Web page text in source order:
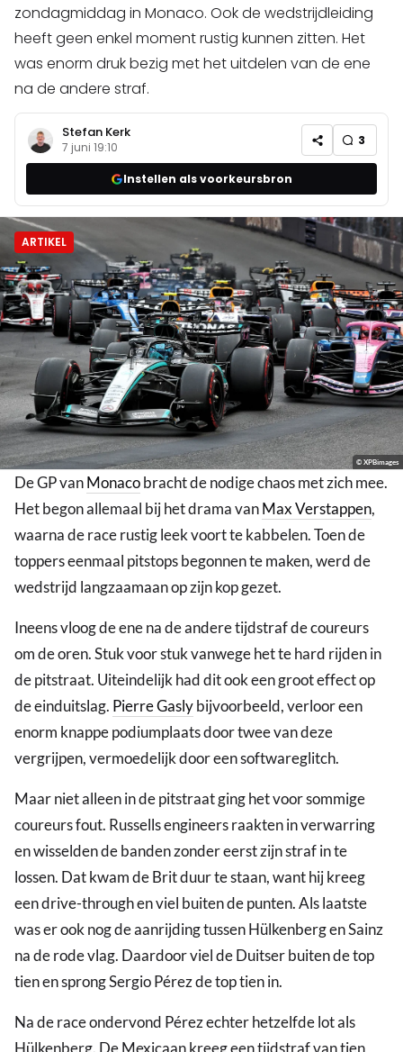
zondagmiddag in Monaco. Ook de wedstrijdleiding
heeft geen enkel moment rustig kunnen zitten. Het
was enorm druk bezig met het uitdelen van de ene
na de andere straf.
Stefan Kerk
7 juni 19:10 3
Instellen als voorkeursbron
ARTIKEL
© XPBimages
De GP vanMonacobracht de nodige chaos met zich mee.
Het begon allemaal bij het drama vanMax Verstappen,
waarna de race rustig leek voort te kabbelen. Toen de
toppers eenmaal pitstops begonnen te maken, werd de
wedstrijd langzaamaan op zijn kop gezet.
Ineens vloog de ene na de andere tijdstraf de coureurs
om de oren. Stuk voor stuk vanwege het te hard rijden in
de pitstraat. Uiteindelijk had dit ook een groot effect op
de einduitslag. Pierre Gaslybijvoorbeeld, verloor een
enorm knappe podiumplaats door twee van deze
vergrijpen, vermoedelijk door een softwareglitch.
Maar niet alleen in de pitstraat ging het voor sommige
coureurs fout. Russells engineers raakten in verwarring
en wisselden de banden zonder eerst zijn straf in te
lossen. Dat kwam de Brit duur te staan, want hij kreeg
een drive-through en viel buiten de punten. Als laatste
was er ook nog de aanrijding tussen Hülkenberg en Sainz
na de rode vlag. Daardoor viel de Duitser buiten de top
tien en sprong Sergio Pérez de top tien in.
Na de race ondervond Pérez echter hetzelfde lot als